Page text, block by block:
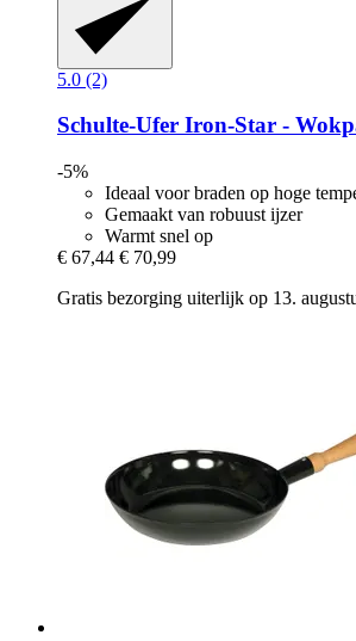
5.0 (2)
Schulte-Ufer Iron-​Star -​
-5%
Ideaal voor braden op hoge
Gemaakt van robuust ijzer
Warmt snel op
€ 67,44 € 70,99
Gratis bezorging uiterlijk op 13.